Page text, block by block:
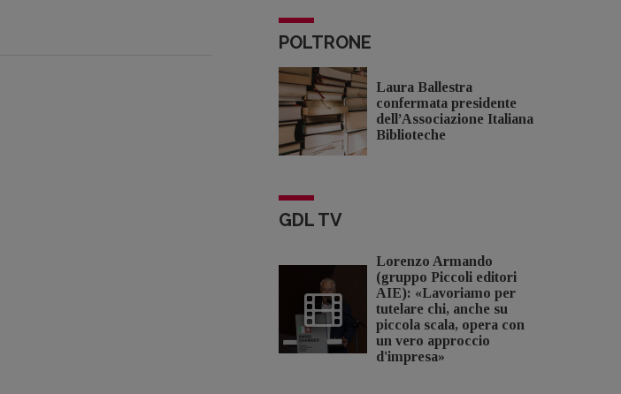
POLTRONE
Laura Ballestra
confermata presidente
dell’Associazione Italiana
Biblioteche
GDL TV
Lorenzo Armando
(gruppo Piccoli editori
AIE): «Lavoriamo per
tutelare chi, anche su
piccola scala, opera con
un vero approccio
d'impresa»